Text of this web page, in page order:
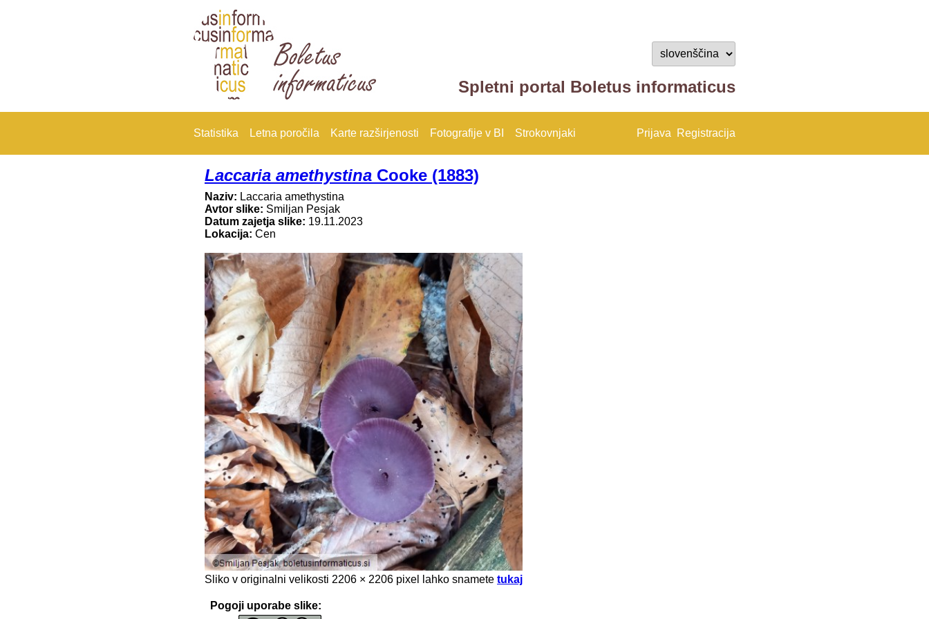
Spletni portal Boletus informaticus
Statistika Letna poročila Karte razširjenosti Fotografije v BI Strokovnjaki Prijava Registracija
Laccaria amethystina Cooke (1883)
Naziv: Laccaria amethystina
Avtor slike: Smiljan Pesjak
Datum zajetja slike: 19.11.2023
Lokacija: Cen
Sliko v originalni velikosti 2206 × 2206 pixel lahko snamete tukaj
Pogoji uporabe slike: